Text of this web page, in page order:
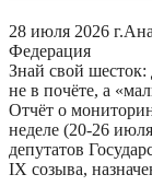
28 июля 2026 г.
Федерация
Знай свой
не в почёте, а
Отчёт о
неделе (20-26
депутатов
IX созыва,